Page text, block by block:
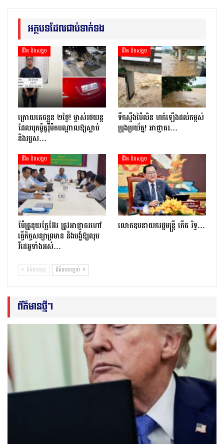
អត្ថបទដែលជាប់ទាក់ទង
ជីវិត និងសង្គម
ក្រោយ​គេចខ្លួន ២​ថ្ងៃ​! ម្ចាស់​រថយន្ត​
ដែល​បុក​ម៉ូតូ​រ៉ឺ​ម៉ក​បណ្តាល​ឱ្យ​ស្លាប់
និង​របួស…
ជីវិត និងសង្គម
ទឹកស្ទឹងប៉ៃលិន ហក់ឡើងដល់កម្ពស់
ប្រុងប្រយ័ត្ន! អាជ្ញាធរ…
ជីវិត និងសង្គម
ម៉ែគ្រូនុយក្លែអ៊ែរ ត្រូវអាជ្ញាធរហៅ
ធ្វើកិច្ចសន្យាព្រមាន និងបង្ខំឱ្យលុប
វីដេអូទាំងអស់…
ជីវិត និងសង្គម
លោកឧបនាយករដ្ឋមន្ត្រី កើត រិទ្ធ…
ព័ត៌មានមុន ព័ត៌មានបន្ទាប់
ព័ត៌មានថ្មីៗ